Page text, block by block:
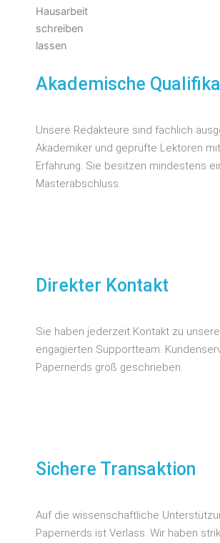
Akademische
Unsere Redakteure sind fachlich
Akademiker und geprüfte Lektoren
Erfahrung. Sie besitzen mindestens
Masterabschluss.
Direkter Kontakt
Sie haben jederzeit Kontakt zu
engagierten Supportteam.
Papernerds groß geschrieben.
Sichere Transaktion
Auf die wissenschaftliche
Papernerds ist Verlass. Wir haben